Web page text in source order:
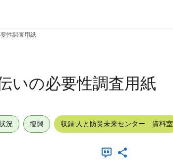
性調査用紙
いの必要性調査用紙
況 復興 収録:人と防災未来センター 資料室